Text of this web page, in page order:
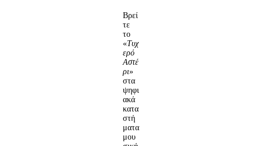
Βρεί
τε
το
«Τυχ
ερό
Αστέ
ρι»
στα
ψηφι
ακά
κατα
στή
ματα
μου